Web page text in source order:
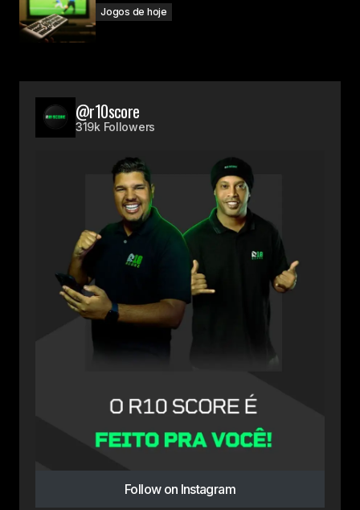
Jogos de hoje
@r10score
319k Followers
Follow on Instagram